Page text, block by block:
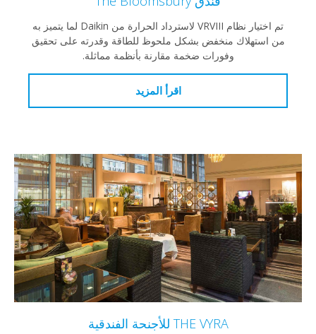
تم اختيار نظام VRVIII لاسترداد الحرارة من Daikin لما يتميز به
من استهلاك منخفض بشكل ملحوظ للطاقة وقدرته على تحقيق
وفورات ضخمة مقارنة بأنظمة مماثلة.
اقرأ المزيد
THE VYRA للأجنحة الفندقية